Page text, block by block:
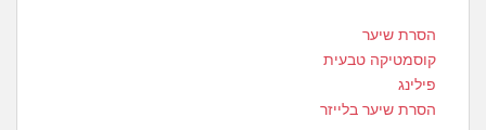
1
3
הסרת שיער
קוסמטיקה טבעית
פילינג
הסרת שיער בלייזר